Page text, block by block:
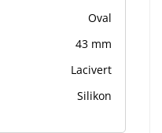
Oval
43 mm
Lacivert
Silikon